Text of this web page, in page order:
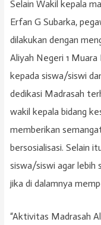
Selain Wakil kepala
Erfan G Subarka,
dilakukan dengan
Aliyah Negeri 1 Muara
kepada siswa/siswi
dedikasi Madrasah
wakil kepala bidang
memberikan
bersosialisasi. Selain
siswa/siswi agar lebih
jika di dalamnya
“Aktivitas Madrasah